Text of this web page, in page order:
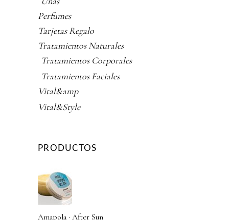
Perfumes
Tarjetas Regalo
Tratamientos Naturales
Tratamientos Corporales
Tratamientos Faciales
Vital&amp
Vital&Style
PRODUCTOS
Amapola · After Sun